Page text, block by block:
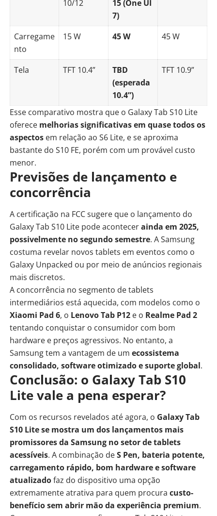
10/12
15 (One UI
7)
Carregame
nto
15 W 45 W 45 W
Tela TFT 10.4”
TBD
(esperada
10.4”)
TFT 10.9”
Esse comparativo mostra que o Galaxy Tab S10 Lite
oferece melhorias significativas em quase todos os
aspectos em relação ao S6 Lite, e se aproxima
bastante do S10 FE, porém com um provável custo
menor.
Previsões de lançamento e
concorrência
A certificação na FCC sugere que o lançamento do
Galaxy Tab S10 Lite pode acontecerainda em 2025,
possivelmente no segundo semestre. A Samsung
costuma revelar novos tablets em eventos como o
Galaxy Unpacked ou por meio de anúncios regionais
mais discretos.
A concorrência no segmento de tablets
intermediários está aquecida, com modelos como o
Xiaomi Pad 6, o Lenovo Tab P12 e o Realme Pad 2
tentando conquistar o consumidor com bom
hardware e preços agressivos. No entanto, a
Samsung tem a vantagem de um ecossistema
consolidado, software otimizado e suporte global.
Conclusão: o Galaxy Tab S10
Lite vale a pena esperar?
Com os recursos revelados até agora, o Galaxy Tab
S10 Lite se mostra um dos lançamentos mais
promissores da Samsung no setor de tablets
acessíveis. A combinação deS Pen, bateria potente,
carregamento rápido, bom hardware e software
atualizadofaz do dispositivo uma opção
extremamente atrativa para quem procura custo-
benefício sem abrir mão da experiência premium.